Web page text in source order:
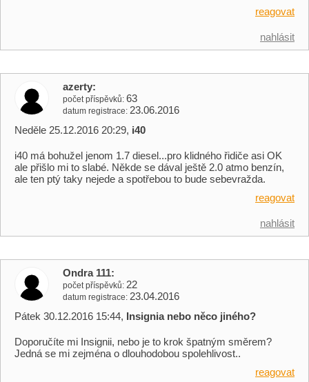
reagovat
nahlásit
azerty
počet příspěvků 63
datum registrace 23.06.2016
Neděle 25.12.2016 20:29, i40
i40 má bohužel jenom 1.7 diesel...pro klidného řidiče asi OK
ale přišlo mi to slabé. Někde se dával ještě 2.0 atmo benzín,
ale ten ptý taky nejede a spotřebou to bude sebevražda.
reagovat
nahlásit
Ondra 111
počet příspěvků 22
datum registrace 23.04.2016
Pátek 30.12.2016 15:44, Insignia nebo něco jiného?
Doporučíte mi Insignii, nebo je to krok špatným směrem?
Jedná se mi zejména o dlouhodobou spolehlivost..
reagovat